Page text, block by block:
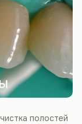
полостей